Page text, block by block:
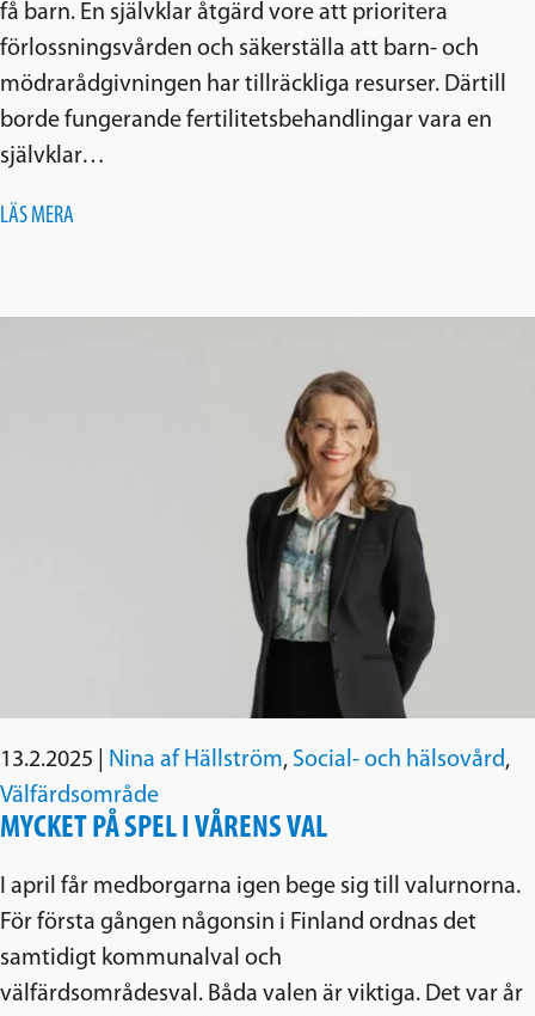
få barn. En självklar åtgärd vore att prioritera
förlossningsvården och säkerställa att barn- och
mödrarådgivningen har tillräckliga resurser. Därtill
borde fungerande fertilitetsbehandlingar vara en
självklar…
LÄS MERA
13.2.2025 Nina af Hällström, Social- och hälsovård,
Välfärdsområde
MYCKET PÅ SPEL I VÅRENS VAL
I april får medborgarna igen bege sig till valurnorna.
För första gången någonsin i Finland ordnas det
samtidigt kommunalval och
välfärdsområdesval. Båda valen är viktiga. Det var år